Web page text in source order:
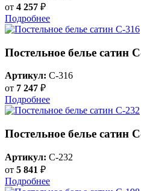
от 4 257 ₽
Подробнее
Постельное белье сатин
Артикул: C-316
от 7 247 ₽
Подробнее
Постельное белье сатин
Артикул: C-232
от 5 841 ₽
Подробнее